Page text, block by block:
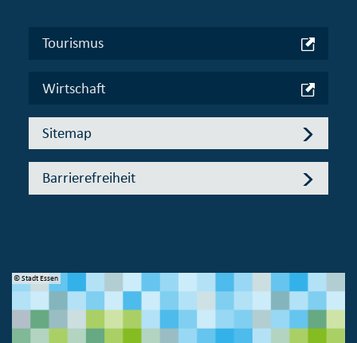
Tourismus
Wirtschaft
Sitemap
Barrierefreiheit
© Stadt Essen